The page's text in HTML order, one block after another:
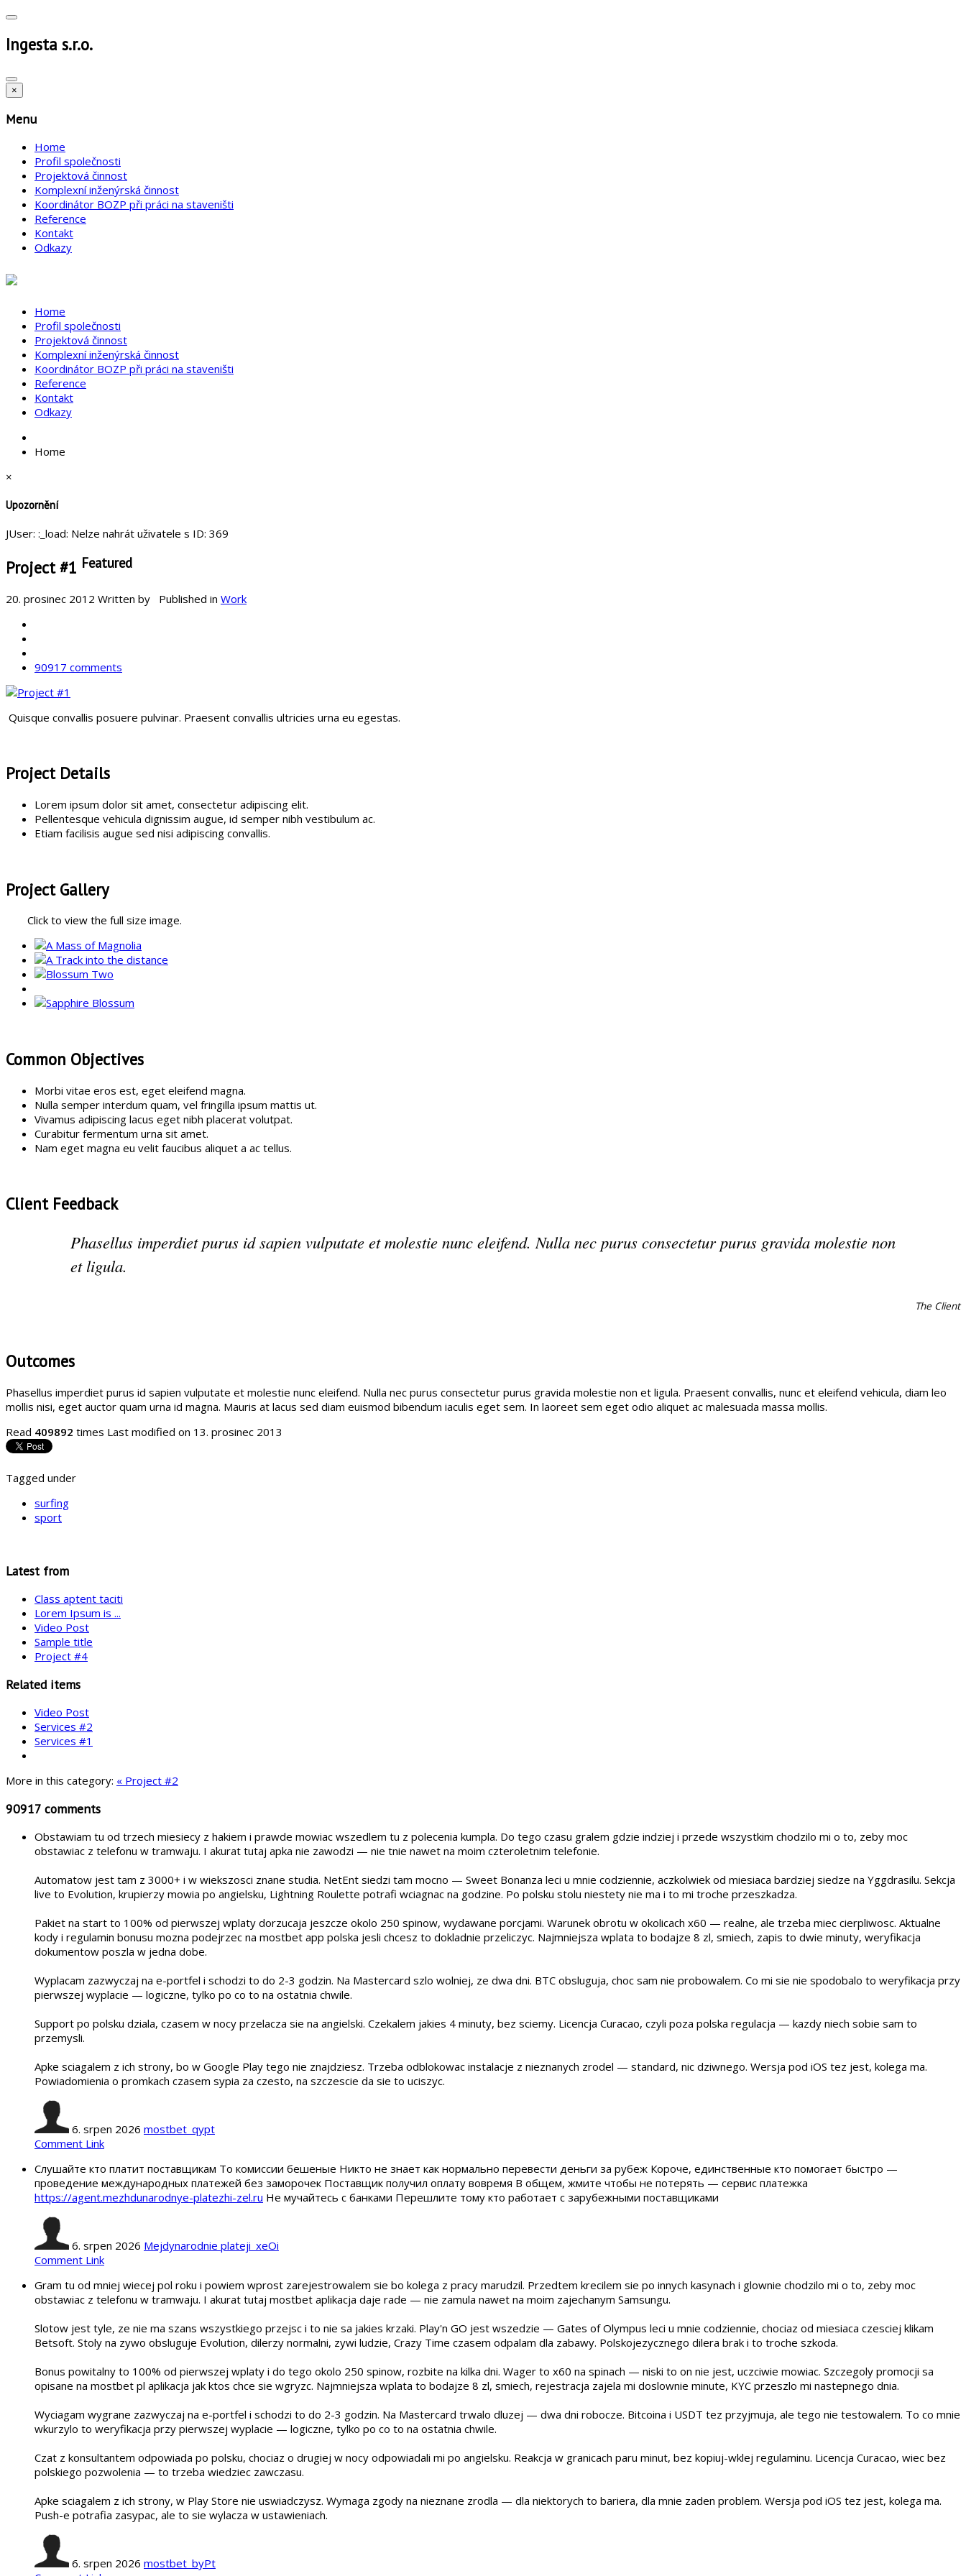
Ingesta s.r.o.
×
Menu
Home
Profil společnosti
Projektová činnost
Komplexní inženýrská činnost
Koordinátor BOZP při práci na staveništi
Reference
Kontakt
Odkazy
Home
Profil společnosti
Projektová činnost
Komplexní inženýrská činnost
Koordinátor BOZP při práci na staveništi
Reference
Kontakt
Odkazy
Home
×
Upozornění
JUser: :_load: Nelze nahrát uživatele s ID: 369
Project #1 Featured
20. prosinec 2012 Written by Published in Work
90917 comments
Quisque convallis posuere pulvinar. Praesent convallis ultricies urna eu egestas.
Project Details
Lorem ipsum dolor sit amet, consectetur adipiscing elit.
Pellentesque vehicula dignissim augue, id semper nibh vestibulum ac.
Etiam facilisis augue sed nisi adipiscing convallis.
Project Gallery
Click to view the full size image.
Common Objectives
Morbi vitae eros est, eget eleifend magna.
Nulla semper interdum quam, vel fringilla ipsum mattis ut.
Vivamus adipiscing lacus eget nibh placerat volutpat.
Curabitur fermentum urna sit amet.
Nam eget magna eu velit faucibus aliquet a ac tellus.
Client Feedback
Phasellus imperdiet purus id sapien vulputate et molestie nunc eleifend. Nulla nec purus consectetur purus gravida molestie non
et ligula.
The Client
Outcomes
Phasellus imperdiet purus id sapien vulputate et molestie nunc eleifend. Nulla nec purus consectetur purus gravida molestie non et ligula. Praesent convallis, nunc et eleifend vehicula, diam leo
mollis nisi, eget auctor quam urna id magna. Mauris at lacus sed diam euismod bibendum iaculis eget sem. In laoreet sem eget odio aliquet ac malesuada massa mollis.
Read 409892 times Last modified on 13. prosinec 2013
Tagged under
surfing
sport
Latest from
Class aptent taciti
Lorem Ipsum is ...
Video Post
Sample title
Project #4
Related items
Video Post
Services #2
Services #1
More in this category: « Project #2
90917 comments
Obstawiam tu od trzech miesiecy z hakiem i prawde mowiac wszedlem tu z polecenia kumpla. Do tego czasu gralem gdzie indziej i przede wszystkim chodzilo mi o to, zeby moc
obstawiac z telefonu w tramwaju. I akurat tutaj apka nie zawodzi — nie tnie nawet na moim czteroletnim telefonie.
Automatow jest tam z 3000+ i w wiekszosci znane studia. NetEnt siedzi tam mocno — Sweet Bonanza leci u mnie codziennie, aczkolwiek od miesiaca bardziej siedze na Yggdrasilu. Sekcja
live to Evolution, krupierzy mowia po angielsku, Lightning Roulette potrafi wciagnac na godzine. Po polsku stolu niestety nie ma i to mi troche przeszkadza.
Pakiet na start to 100% od pierwszej wplaty dorzucaja jeszcze okolo 250 spinow, wydawane porcjami. Warunek obrotu w okolicach x60 — realne, ale trzeba miec cierpliwosc. Aktualne
kody i regulamin bonusu mozna podejrzec na mostbet app polska jesli chcesz to dokladnie przeliczyc. Najmniejsza wplata to bodajze 8 zl, smiech, zapis to dwie minuty, weryfikacja
dokumentow poszla w jedna dobe.
Wyplacam zazwyczaj na e-portfel i schodzi to do 2-3 godzin. Na Mastercard szlo wolniej, ze dwa dni. BTC obsluguja, choc sam nie probowalem. Co mi sie nie spodobalo to weryfikacja przy
pierwszej wyplacie — logiczne, tylko po co to na ostatnia chwile.
Support po polsku dziala, czasem w nocy przelacza sie na angielski. Czekalem jakies 4 minuty, bez sciemy. Licencja Curacao, czyli poza polska regulacja — kazdy niech sobie sam to
przemysli.
Apke sciagalem z ich strony, bo w Google Play tego nie znajdziesz. Trzeba odblokowac instalacje z nieznanych zrodel — standard, nic dziwnego. Wersja pod iOS tez jest, kolega ma.
Powiadomienia o promkach czasem sypia za czesto, na szczescie da sie to uciszyc.
6. srpen 2026 mostbet_qypt
Comment Link
Слушайте кто платит поставщикам То комиссии бешеные Никто не знает как нормально перевести деньги за рубеж Короче, единственные кто помогает быстро —
проведение международных платежей без заморочек Поставщик получил оплату вовремя В общем, жмите чтобы не потерять — сервис платежка
https://agent.mezhdunarodnye-platezhi-zel.ru Не мучайтесь с банками Перешлите тому кто работает с зарубежными поставщиками
6. srpen 2026 Mejdynarodnie plateji_xeOi
Comment Link
Gram tu od mniej wiecej pol roku i powiem wprost zarejestrowalem sie bo kolega z pracy marudzil. Przedtem krecilem sie po innych kasynach i glownie chodzilo mi o to, zeby moc
obstawiac z telefonu w tramwaju. I akurat tutaj mostbet aplikacja daje rade — nie zamula nawet na moim zajechanym Samsungu.
Slotow jest tyle, ze nie ma szans wszystkiego przejsc i to nie sa jakies krzaki. Play'n GO jest wszedzie — Gates of Olympus leci u mnie codziennie, chociaz od miesiaca czesciej klikam
Betsoft. Stoly na zywo obsluguje Evolution, dilerzy normalni, zywi ludzie, Crazy Time czasem odpalam dla zabawy. Polskojezycznego dilera brak i to troche szkoda.
Bonus powitalny to 100% od pierwszej wplaty i do tego okolo 250 spinow, rozbite na kilka dni. Wager to x60 na spinach — niski to on nie jest, uczciwie mowiac. Szczegoly promocji sa
opisane na mostbet pl aplikacja jak ktos chce sie wgryzc. Najmniejsza wplata to bodajze 8 zl, smiech, rejestracja zajela mi doslownie minute, KYC przeszlo mi nastepnego dnia.
Wyciagam wygrane zazwyczaj na e-portfel i schodzi to do 2-3 godzin. Na Mastercard trwalo dluzej — dwa dni robocze. Bitcoina i USDT tez przyjmuja, ale tego nie testowalem. To co mnie
wkurzylo to weryfikacja przy pierwszej wyplacie — logiczne, tylko po co to na ostatnia chwile.
Czat z konsultantem odpowiada po polsku, chociaz o drugiej w nocy odpowiadali mi po angielsku. Reakcja w granicach paru minut, bez kopiuj-wklej regulaminu. Licencja Curacao, wiec bez
polskiego pozwolenia — to trzeba wiedziec zawczasu.
Apke sciagalem z ich strony, w Play Store nie uswiadczysz. Wymaga zgody na nieznane zrodla — dla niektorych to bariera, dla mnie zaden problem. Wersja pod iOS tez jest, kolega ma.
Push-e potrafia zasypac, ale to sie wylacza w ustawieniach.
6. srpen 2026 mostbet_byPt